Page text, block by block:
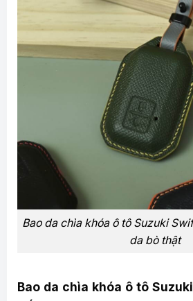
Bao da chìa khóa ô tô Suzuki
da bò thật
Bao da chìa khóa ô tô